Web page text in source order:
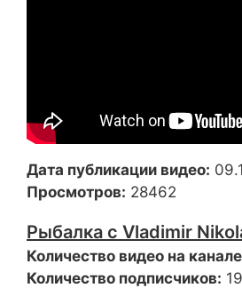
Дата публикации видео:
Просмотров: 28462
Рыбалка с Vladimir
Количество видео на
Количество подписчиков: